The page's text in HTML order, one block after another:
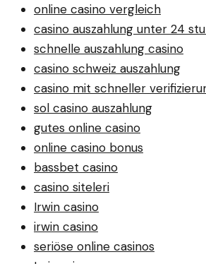
online casino vergleich
casino auszahlung unter 24
schnelle auszahlung casino
casino schweiz auszahlung
casino mit schneller
sol casino auszahlung
gutes online casino
online casino bonus
bassbet casino
casino siteleri
Irwin casino
irwin casino
seriöse online casinos